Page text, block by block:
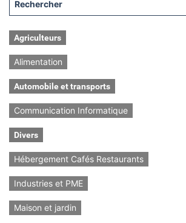
Agriculteurs
Alimentation
Automobile et transports
Communication Informatique
Divers
Hébergement Cafés Restaurants
Industries et PME
Maison et jardin